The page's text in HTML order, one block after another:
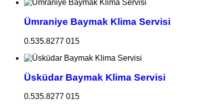
Ümraniye Baymak Klima Servisi
0.535.8277 015
Üsküdar Baymak Klima Servisi
0.535.8277 015